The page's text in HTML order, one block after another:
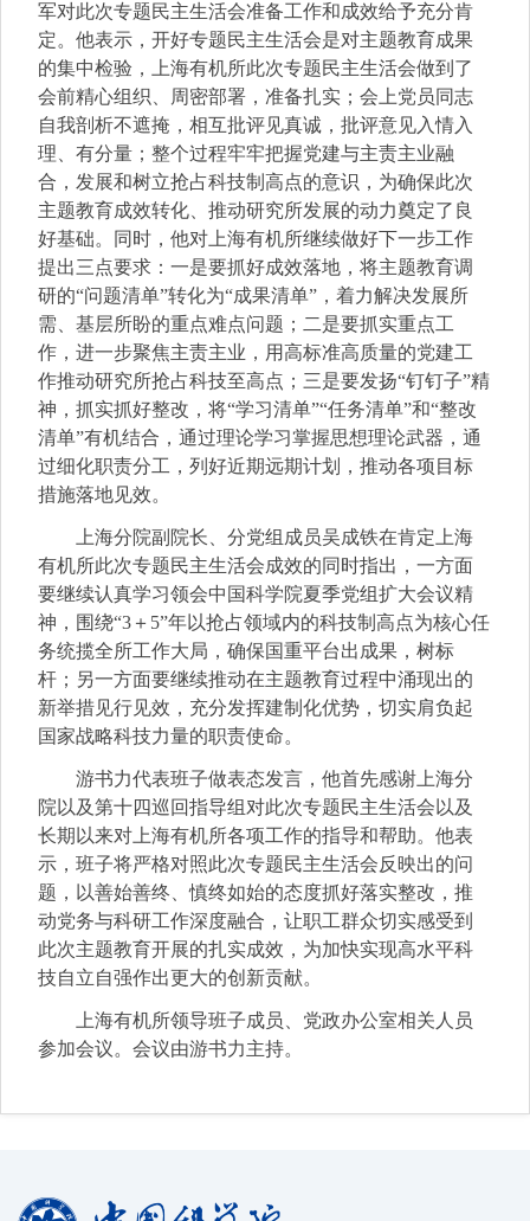
军对此次专题民主生活会准备工作和成效给予充分肯
定。他表示，开好专题民主生活会是对主题教育成果
的集中检验，上海有机所此次专题民主生活会做到了
会前精心组织、周密部署，准备扎实；会上党员同志
自我剖析不遮掩，相互批评见真诚，批评意见入情入
理、有分量；整个过程牢牢把握党建与主责主业融
合，发展和树立抢占科技制高点的意识，为确保此次
主题教育成效转化、推动研究所发展的动力奠定了良
好基础。同时，他对上海有机所继续做好下一步工作
提出三点要求：一是要抓好成效落地，将主题教育调
研的“问题清单”转化为“成果清单”，着力解决发展所
需、基层所盼的重点难点问题；二是要抓实重点工
作，进一步聚焦主责主业，用高标准高质量的党建工
作推动研究所抢占科技至高点；三是要发扬“钉钉子”精
神，抓实抓好整改，将“学习清单”“任务清单”和“整改
清单”有机结合，通过理论学习掌握思想理论武器，通
过细化职责分工，列好近期远期计划，推动各项目标
措施落地见效。
上海分院副院长、分党组成员吴成铁在肯定上海
有机所此次专题民主生活会成效的同时指出，一方面
要继续认真学习领会中国科学院夏季党组扩大会议精
神，围绕“3＋5”年以抢占领域内的科技制高点为核心任
务统揽全所工作大局，确保国重平台出成果，树标
杆；另一方面要继续推动在主题教育过程中涌现出的
新举措见行见效，充分发挥建制化优势，切实肩负起
国家战略科技力量的职责使命。
游书力代表班子做表态发言，他首先感谢上海分
院以及第十四巡回指导组对此次专题民主生活会以及
长期以来对上海有机所各项工作的指导和帮助。他表
示，班子将严格对照此次专题民主生活会反映出的问
题，以善始善终、慎终如始的态度抓好落实整改，推
动党务与科研工作深度融合，让职工群众切实感受到
此次主题教育开展的扎实成效，为加快实现高水平科
技自立自强作出更大的创新贡献。
上海有机所领导班子成员、党政办公室相关人员
参加会议。会议由游书力主持。